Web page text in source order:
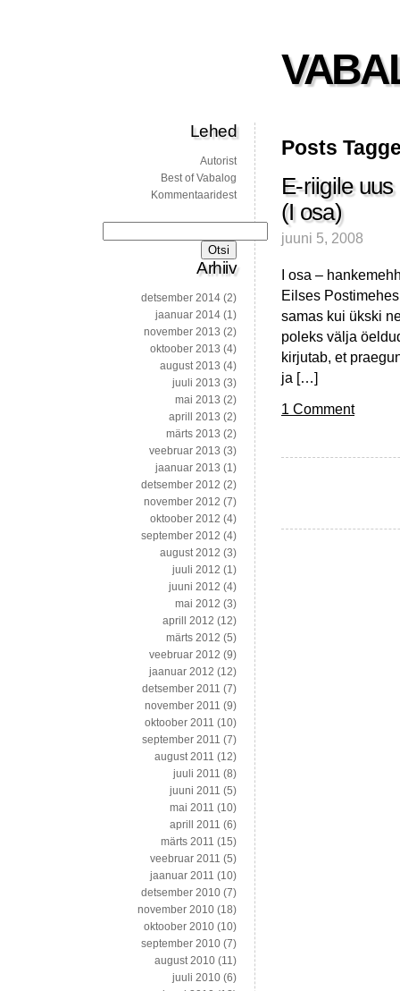
Posts
E-riigile
(I osa)
juuni 5, 2008
I osa –
Eilses
samas kui ükski
poleks välja
kirjutab, et
ja […]
1 Comment
Lehed
Autorist
Best of Vabalog
Kommentaaridest
Arhiiv
detsember 2014 (2)
jaanuar 2014 (1)
november 2013 (2)
oktoober 2013 (4)
august 2013 (4)
juuli 2013 (3)
mai 2013 (2)
aprill 2013 (2)
märts 2013 (2)
veebruar 2013 (3)
jaanuar 2013 (1)
detsember 2012 (2)
november 2012 (7)
oktoober 2012 (4)
september 2012 (4)
august 2012 (3)
juuli 2012 (1)
juuni 2012 (4)
mai 2012 (3)
aprill 2012 (12)
märts 2012 (5)
veebruar 2012 (9)
jaanuar 2012 (12)
detsember 2011 (7)
november 2011 (9)
oktoober 2011 (10)
september 2011 (7)
august 2011 (12)
juuli 2011 (8)
juuni 2011 (5)
mai 2011 (10)
aprill 2011 (6)
märts 2011 (15)
veebruar 2011 (5)
jaanuar 2011 (10)
detsember 2010 (7)
november 2010 (18)
oktoober 2010 (10)
september 2010 (7)
august 2010 (11)
juuli 2010 (6)